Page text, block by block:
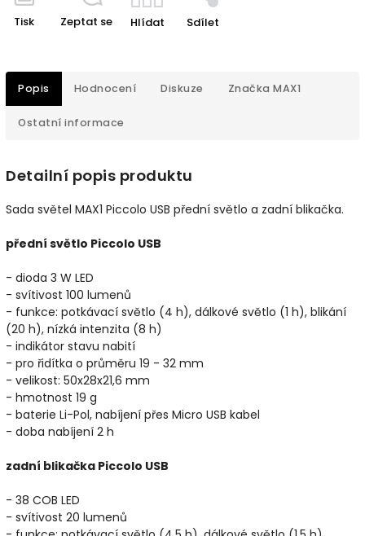
Tisk Zeptat se Hlídat Sdílet
Popis Hodnocení Diskuze Značka MAX1
Ostatní informace
Detailní popis produktu
Sada světel MAX1 Piccolo USB přední světlo a zadní blikačka.
přední světlo Piccolo USB
- dioda 3 W LED
- svítivost 100 lumenů
- funkce: potkávací světlo (4 h), dálkové světlo (1 h), blikání
(20 h), nízká intenzita (8 h)
- indikátor stavu nabití
- pro řidítka o průměru 19 - 32 mm
- velikost: 50x28x21,6 mm
- hmotnost 19 g
- baterie Li-Pol, nabíjení přes Micro USB kabel
- doba nabíjení 2 h
zadní blikačka Piccolo USB
- 38 COB LED
- svítivost 20 lumenů